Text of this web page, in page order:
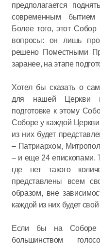
предполагается
современным бытием
Более того, этот
вопросы: он лишь
решено Поместными
заранее, на этапе
Хотел бы сказать о
для нашей Церкви
подготовке к этому
Соборе у каждой Церкви
из них будет
– Патриархом,
– и еще 24 епископами.
где нет такого
представлены всем
образом, вне
каждой из них будет свой
Если бы на Соборе
большинством